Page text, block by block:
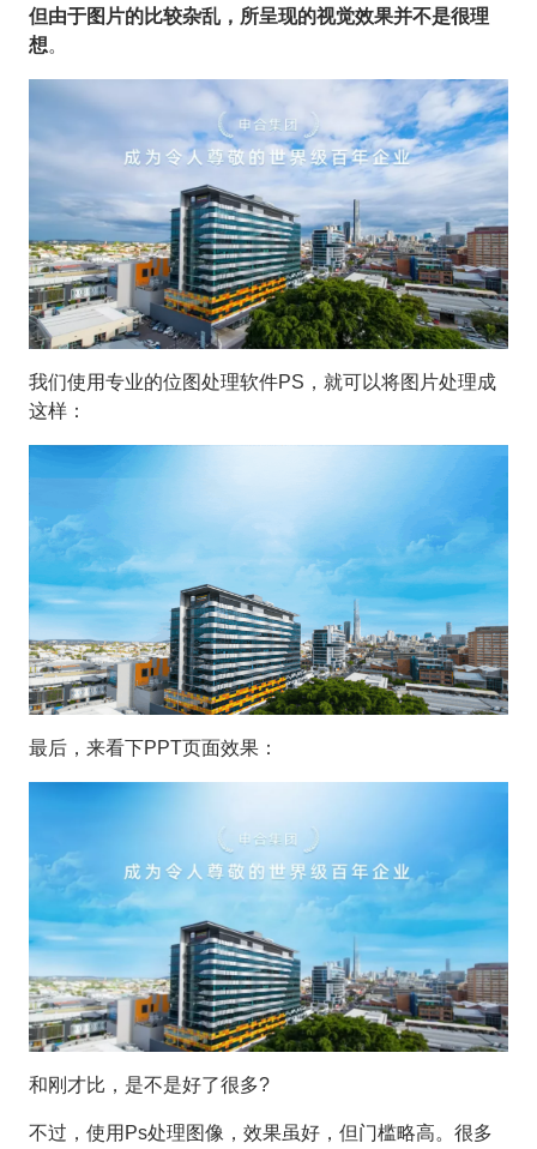
但由于图片的比较杂乱，所呈现的视觉效果并不是很理
想。
我们使用专业的位图处理软件PS，就可以将图片处理成
这样：
最后，来看下PPT页面效果：
和刚才比，是不是好了很多?
不过，使用Ps处理图像，效果虽好，但门槛略高。很多